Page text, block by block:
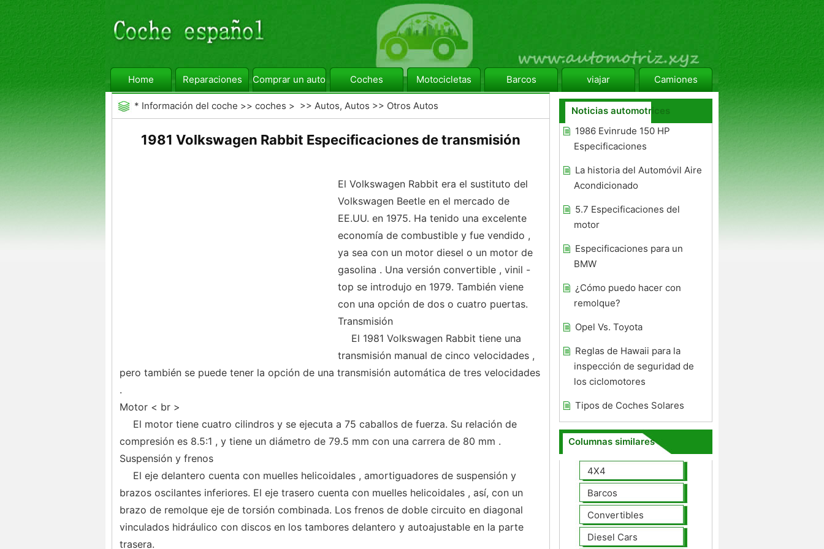
Home Reparaciones Comprar un automóvil Coches Motocicletas Barcos viajar Camiones
* Información del coche >> coches > >> Autos, Autos >> Otros Autos
1981 Volkswagen Rabbit Especificaciones de transmisión
El Volkswagen Rabbit era el sustituto del
Volkswagen Beetle en el mercado de
EE.UU. en 1975. Ha tenido una excelente
economía de combustible y fue vendido ,
ya sea con un motor diesel o un motor de
gasolina . Una versión convertible , vinil -
top se introdujo en 1979. También viene
con una opción de dos o cuatro puertas.
Transmisión
El 1981 Volkswagen Rabbit tiene una
transmisión manual de cinco velocidades ,
pero también se puede tener la opción de una transmisión automática de tres velocidades
.
Motor < br >
El motor tiene cuatro cilindros y se ejecuta a 75 caballos de fuerza. Su relación de
compresión es 8.5:1 , y tiene un diámetro de 79.5 mm con una carrera de 80 mm .
Suspensión y frenos
El eje delantero cuenta con muelles helicoidales , amortiguadores de suspensión y
brazos oscilantes inferiores. El eje trasero cuenta con muelles helicoidales , así, con un
brazo de remolque eje de torsión combinada. Los frenos de doble circuito en diagonal
vinculados hidráulico con discos en los tambores delantero y autoajustable en la parte
trasera.
Noticias automotrices
1986 Evinrude 150 HP
Especificaciones
La historia del Automóvil Aire
Acondicionado
5.7 Especificaciones del
motor
Especificaciones para un
BMW
¿Cómo puedo hacer con
remolque?
Opel Vs. Toyota
Reglas de Hawaii para la
inspección de seguridad de
los ciclomotores
Tipos de Coches Solares
Columnas similares
4X4
Barcos
Convertibles
Diesel Cars